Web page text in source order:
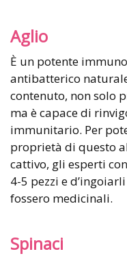
Aglio
È un potente
antibatterico
contenuto, non solo
ma è capace di
immunitario. Per
proprietà di questo
cattivo, gli esperti
4-5 pezzi e
fossero medicinali.
Spinaci